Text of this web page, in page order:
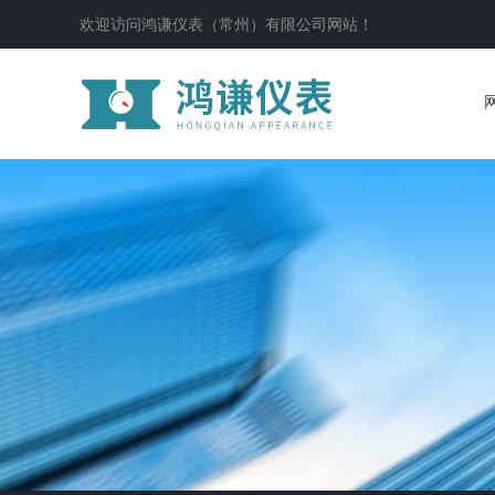
欢迎访问鸿谦仪表（常州）有限公司网站！